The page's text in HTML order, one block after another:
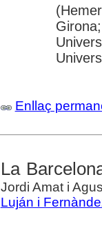
Enllaç
La
Jordi Amat i
Luján i